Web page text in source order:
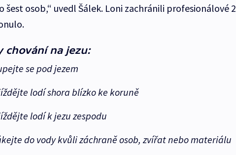
šest osob,“ uvedl Šálek. Loni zachránili profesionálové
chování na jezu:
se pod jezem
lodí shora blízko ke koruně
lodí k jezu zespodu
do vody kvůli záchraně osob, zvířat nebo materiálu